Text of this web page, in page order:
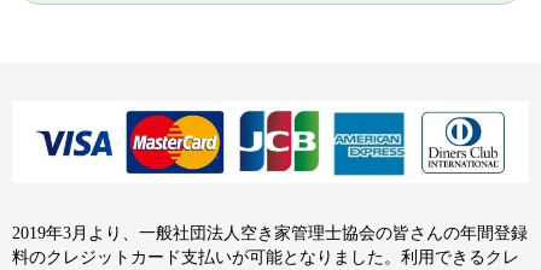
2019年3月より、一般社団法人空き家管理士協会の皆さんの年間登録
料のクレジットカード支払いが可能となりました。利用できるクレ